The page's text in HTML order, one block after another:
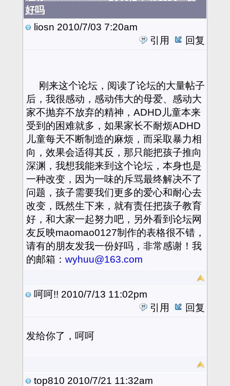
好吗
liosn 2010/7/03 7:20am
引用
回复
刚来这个论坛，阅读了论坛的大量帖子
后，我很感动，感动伟大的母爱、感动大
家不抛弃不放弃的精神，ADHD儿童本来
受到的困难就多，如果家长不耐烦ADHD
儿童每天不断制造的麻烦，而采取暴力相
向，效果会适得其反，那只能把孩子推向
深渊，我想我能来到这个论坛，本身也是
一种改变，因为一味的斥骂最终解决不了
问题，孩子需要我们更多的爱心和耐心去
改变，既然生下来，就有责任把孩子教育
好，和大家一起努力吧，另外看到论坛网
友反映maomao0127制作的表格很不错，
请有的朋友发我一份好吗，非常感谢！我
的邮箱： wyhuu@163.com
呵呵!! 2010/7/13 11:02pm
引用
回复
发给你了，呵呵
top810 2010/7/21 11:32am